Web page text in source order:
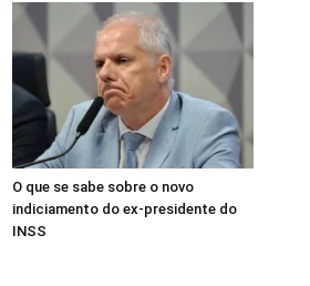
O que se sabe sobre o novo
indiciamento do ex-presidente do
INSS